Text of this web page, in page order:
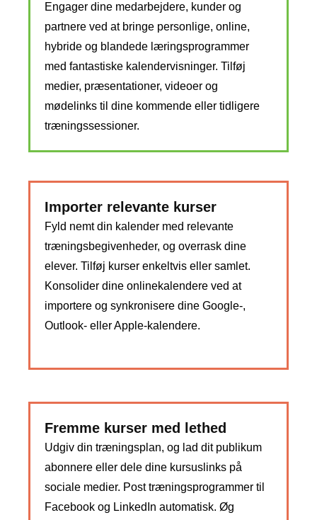
Engager dine medarbejdere, kunder og
partnere ved at bringe personlige, online,
hybride og blandede læringsprogrammer
med fantastiske kalendervisninger. Tilføj
medier, præsentationer, videoer og
mødelinks til dine kommende eller tidligere
træningssessioner.
Importer relevante kurser
Fyld nemt din kalender med relevante
træningsbegivenheder, og overrask dine
elever. Tilføj kurser enkeltvis eller samlet.
Konsolider dine onlinekalendere ved at
importere og synkronisere dine Google-,
Outlook- eller Apple-kalendere.
Fremme kurser med lethed
Udgiv din træningsplan, og lad dit publikum
abonnere eller dele dine kursuslinks på
sociale medier. Post træningsprogrammer til
Facebook og LinkedIn automatisk. Øg